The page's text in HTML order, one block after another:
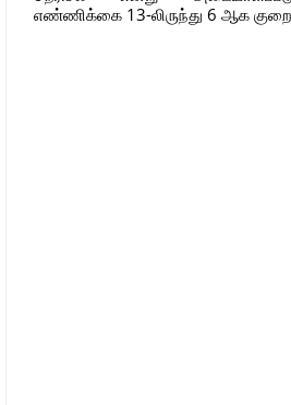
எண்ணிக்கை 13-லிருந்து 6 ஆக